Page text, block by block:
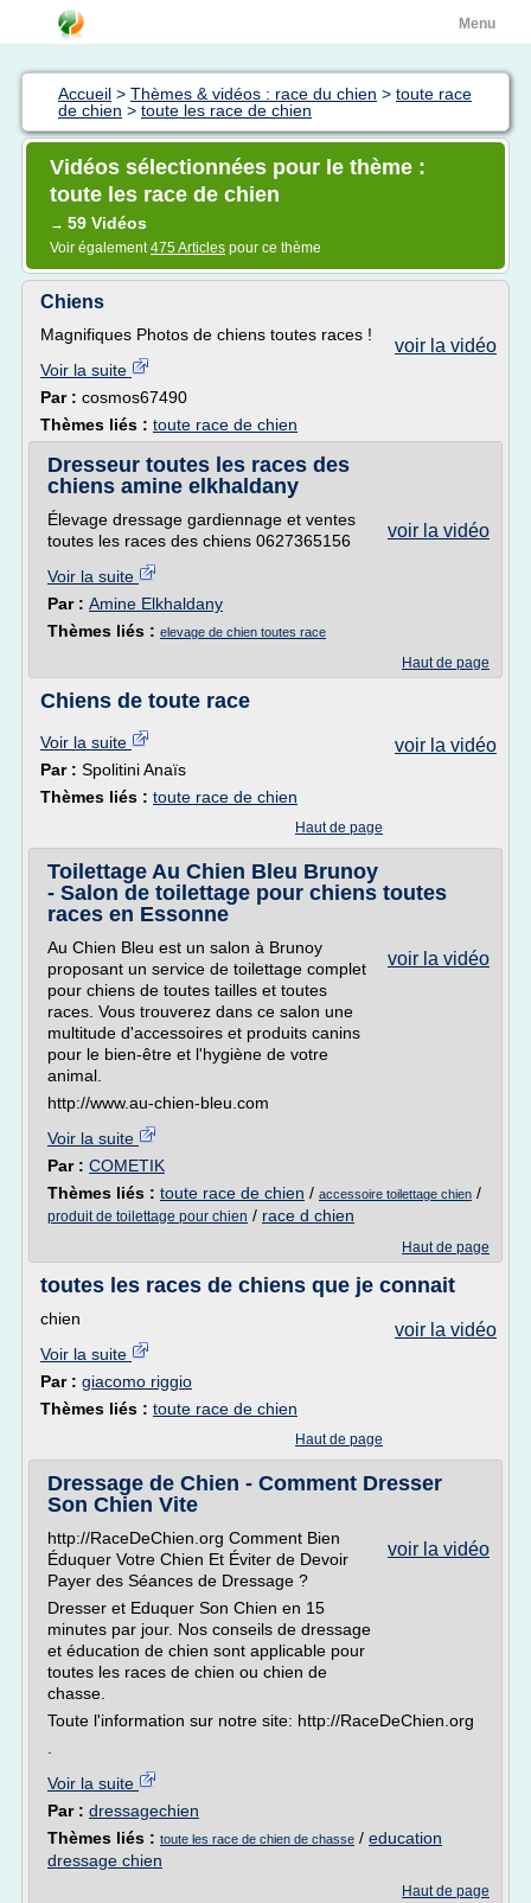
Menu
Accueil > Thèmes & vidéos : race du chien > toute race
de chien > toute les race de chien
Vidéos sélectionnées pour le thème :
toute les race de chien
→ 59 Vidéos
Voir également475 Articles pour ce thème
Chiens
voir la vidéo
Magnifiques Photos de chiens toutes races !
Voir la suite
Par : cosmos67490
Thèmes liés : toute race de chien
Dresseur toutes les races des
chiens amine elkhaldany
voir la vidéo
Élevage dressage gardiennage et ventes
toutes les races des chiens 0627365156
Voir la suite
Par : Amine Elkhaldany
Thèmes liés : elevage de chien toutes race
Haut de page
Chiens de toute race
voir la vidéo
Voir la suite
Par : Spolitini Anaïs
Thèmes liés : toute race de chien
Haut de page
Toilettage Au Chien Bleu Brunoy
- Salon de toilettage pour chiens toutes
races en Essonne
voir la vidéo
Au Chien Bleu est un salon à Brunoy
proposant un service de toilettage complet
pour chiens de toutes tailles et toutes
races. Vous trouverez dans ce salon une
multitude d'accessoires et produits canins
pour le bien-être et l'hygiène de votre
animal.
http://www.au-chien-bleu.com
Voir la suite
Par : COMETIK
Thèmes liés : toute race de chien / accessoire toilettage chien /
produit de toilettage pour chien / race d chien
Haut de page
toutes les races de chiens que je connait
voir la vidéo
chien
Voir la suite
Par : giacomo riggio
Thèmes liés : toute race de chien
Haut de page
Dressage de Chien - Comment Dresser
Son Chien Vite
voir la vidéo
http://RaceDeChien.org Comment Bien
Éduquer Votre Chien Et Éviter de Devoir
Payer des Séances de Dressage ?
Dresser et Eduquer Son Chien en 15
minutes par jour. Nos conseils de dressage
et éducation de chien sont applicable pour
toutes les races de chien ou chien de
chasse.
Toute l'information sur notre site: http://RaceDeChien.org
Voir la suite
Par : dressagechien
Thèmes liés : toute les race de chien de chasse / education
dressage chien
Haut de page